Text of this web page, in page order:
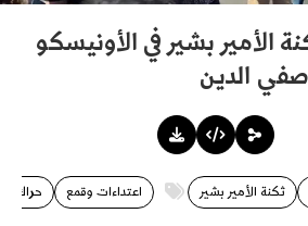
الأمير بشير في الأونيسكو
الدين
ثكنة الأمير بشير اعتداءات وقمع حراك